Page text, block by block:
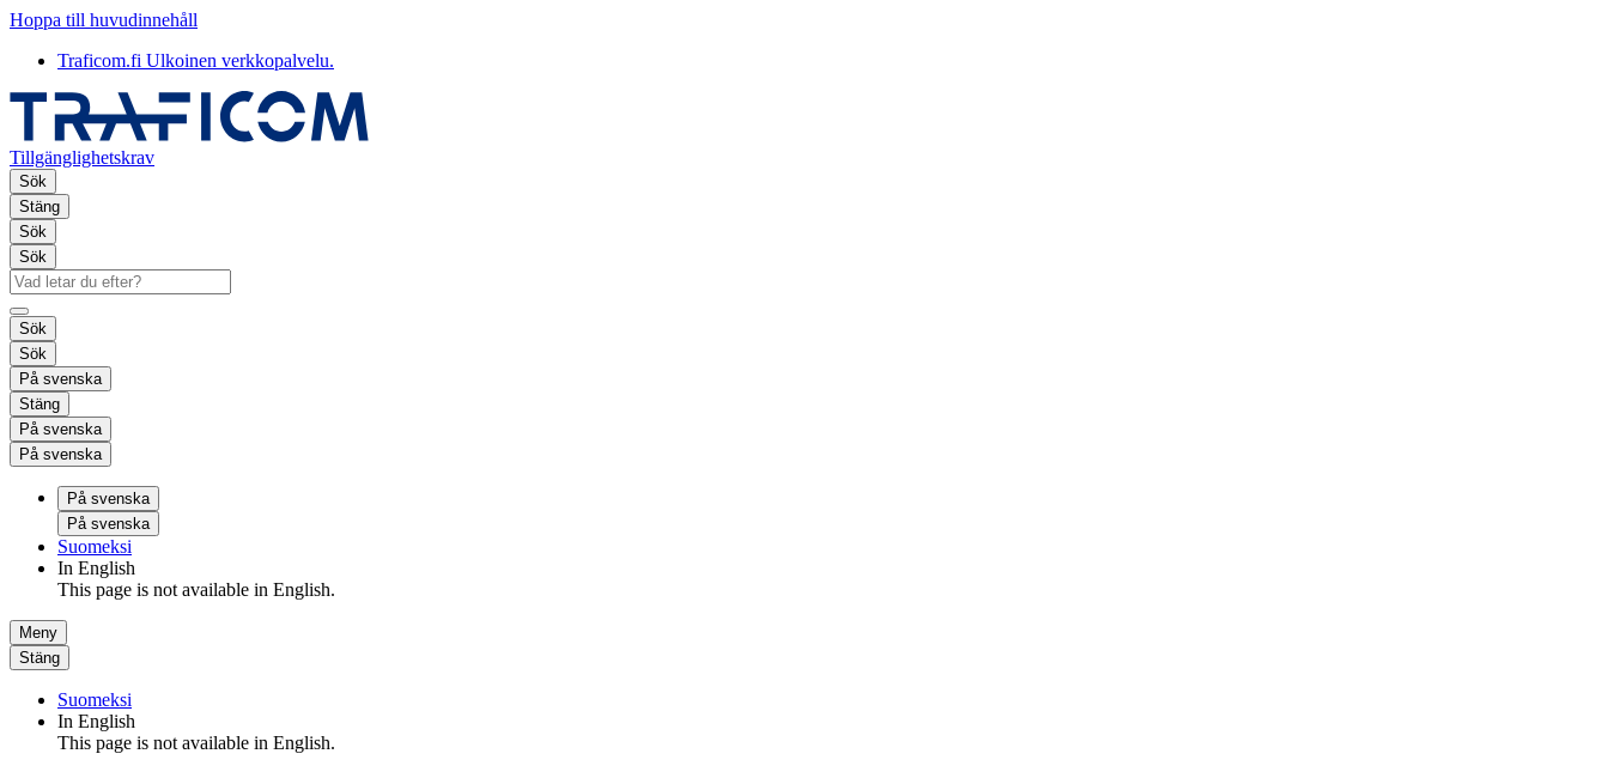
Hoppa till huvudinnehåll
Traficom.fi Ulkoinen verkkopalvelu.
Tillgänglighetskrav
Sök
Stäng
Sök
Sök
Sök
Sök
På svenska
Stäng
På svenska
På svenska
På svenska
På svenska
Suomeksi
In English
This page is not available in English.
Meny
Stäng
Suomeksi
In English
This page is not available in English.